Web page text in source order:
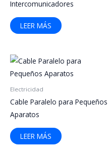
Intercomunicadores
LEER MÁS
Electricidad
Cable Paralelo para Pequeños
Aparatos
LEER MÁS